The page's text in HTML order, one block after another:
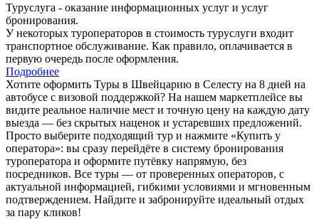
Туруслуга - оказание информационных услуг и услуг
бронирования.
У некоторых туроператоров в стоимость туруслуги входит
транспортное обслуживание. Как правило, оплачивается в
первую очередь после оформления.
Подробнее
Хотите оформить Туры в Швейцарию в Селесту на 8 дней на
автобусе с визовой поддержкой? На нашем маркетплейсе вы
видите реальное наличие мест и точную цену на каждую дату
выезда — без скрытых наценок и устаревших предложений.
Просто выберите подходящий тур и нажмите «Купить у
оператора»: вы сразу перейдёте в систему бронирования
туроператора и оформите путёвку напрямую, без
посредников. Все туры — от проверенных операторов, с
актуальной информацией, гибкими условиями и мгновенным
подтверждением. Найдите и забронируйте идеальный отдых
за пару кликов!